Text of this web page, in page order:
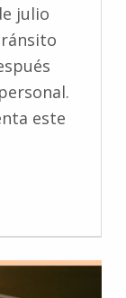
julio
este